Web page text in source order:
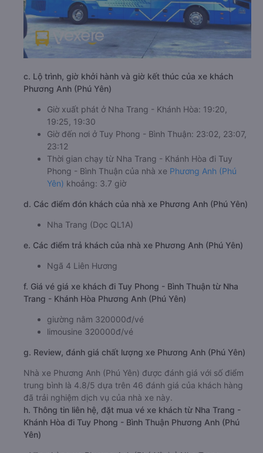
c. Lộ trình, giờ khởi hành và giờ kết thúc của xe khách
Phương Anh (Phú Yên)
Giờ xuất phát ở Nha Trang - Khánh Hòa: 19:20,
19:25, 19:30
Giờ đến nơi ở Tuy Phong - Bình Thuận: 23:02, 23:07,
23:12
Thời gian chạy từ Nha Trang - Khánh Hòa đi Tuy
Phong - Bình Thuận của nhà xe Phương Anh (Phú
Yên) khoảng: 3.7 giờ
d. Các điểm đón khách của nhà xe Phương Anh (Phú Yên)
Nha Trang (Dọc QL1A)
e. Các điểm trả khách của nhà xe Phương Anh (Phú Yên)
Ngã 4 Liên Hương
f. Giá vé giá xe khách đi Tuy Phong - Bình Thuận từ Nha
Trang - Khánh Hòa Phương Anh (Phú Yên)
giường nằm 320000đ/vé
limousine 320000đ/vé
g. Review, đánh giá chất lượng xe Phương Anh (Phú Yên)
Nhà xe Phương Anh (Phú Yên) được đánh giá với số điểm
trung bình là 4.8/5 dựa trên 46 đánh giá của khách hàng
đã trải nghiệm dịch vụ của nhà xe này.
h. Thông tin liên hệ, đặt mua vé xe khách từ Nha Trang -
Khánh Hòa đi Tuy Phong - Bình Thuận Phương Anh (Phú
Yên)